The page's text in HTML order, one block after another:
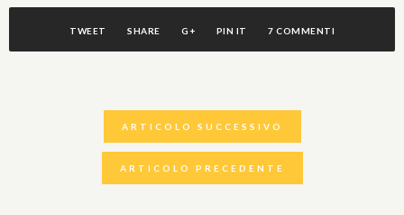
TWEET SHARE G+ PIN IT 7 COMMENTI
ARTICOLO SUCCESSIVO
ARTICOLO PRECEDENTE